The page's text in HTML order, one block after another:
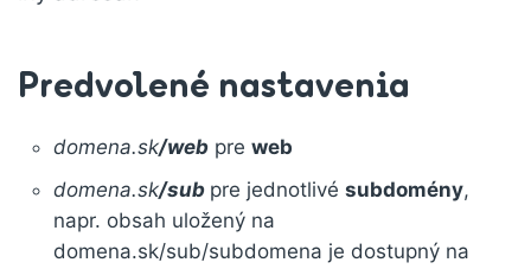
Predvolené nastavenia
domena.sk/web pre web
domena.sk/sub pre jednotlivé subdomény,
napr. obsah uložený na
domena.sk/sub/subdomena je dostupný na